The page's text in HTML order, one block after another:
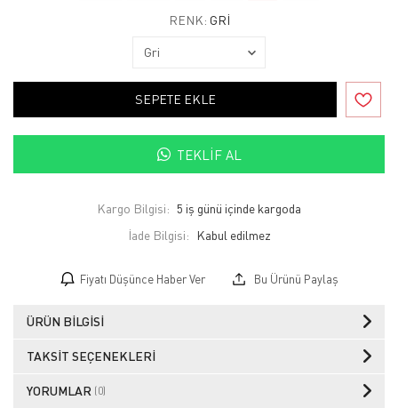
RENK: GRI
SEPETE EKLE
TEKLIF AL
Kargo Bilgisi: 5 iş günü içinde kargoda
İade Bilgisi:
Fiyatı Düşünce Haber Ver Bu Ürünü Paylaş
ÜRÜN BILGISI
TAKSIT SEÇENEKLERI
YORUMLAR (0)